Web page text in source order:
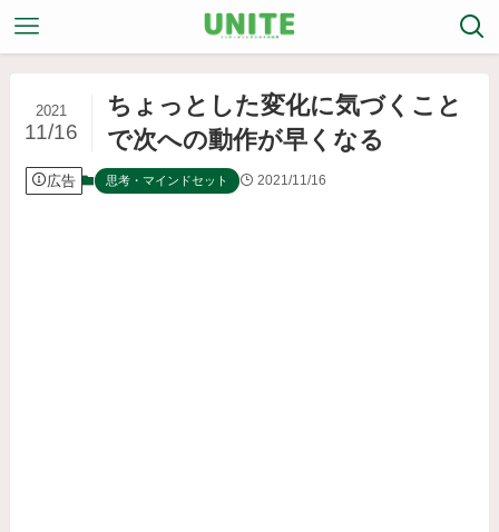
ちょっとした変化に気づくこと
で次への動作が早くなる
2021
11/16
広告 思考・マインドセット 2021/11/16